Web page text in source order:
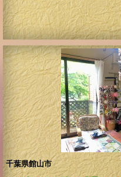
千葉県館山市